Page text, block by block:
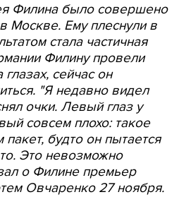
Филина было совершено
Москве. Ему плеснули в
стала частичная
Филину провели
сейчас он
"Я недавно видел
очки. Левый глаз у
совсем плохо: такое
пакет, будто он пытается
Это невозможно
о Филине премьер
Овчаренко 27 ноября.